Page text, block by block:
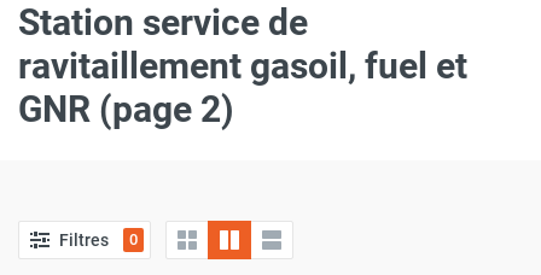
Station service de
ravitaillement gasoil, fuel et
GNR (page 2)
Filtres 0